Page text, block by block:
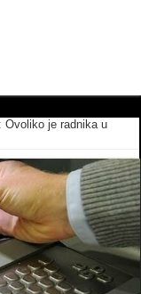
Ovoliko je radnika u